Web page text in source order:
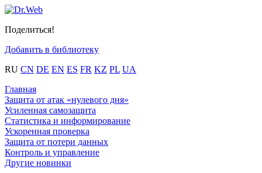
Поделиться!
Добавить в библиотеку
RU CN DE EN ES FR KZ PL UA
Главная
Защита от атак «нулевого дня»
Усиленная самозащита
Статистика и информирование
Ускоренная проверка
Защита от потери данных
Контроль и управление
Другие новинки